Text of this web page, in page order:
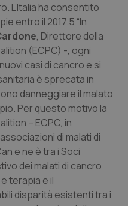
L’Italia ha consentito
entro il 2017.5 “In
, Direttore della
(ECPC) -, ogni
casi di cancro e si
è sprecata in
danneggiare il malato
Per questo motivo la
– ECPC, in
di malati di
e ne è tra i Soci
dei malati di cancro
terapia e il
disparità esistenti tra i
CookieScript
www.quotidianosanita.it